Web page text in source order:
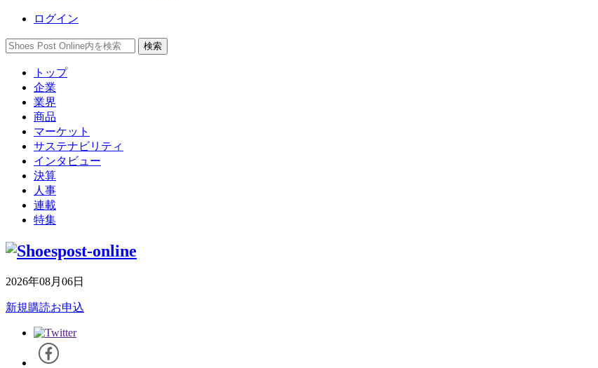
ログイン
トップ
企業
業界
商品
マーケット
サステナビリティ
インタビュー
決算
人事
連載
特集
2026年08月06日
新規購読お申込